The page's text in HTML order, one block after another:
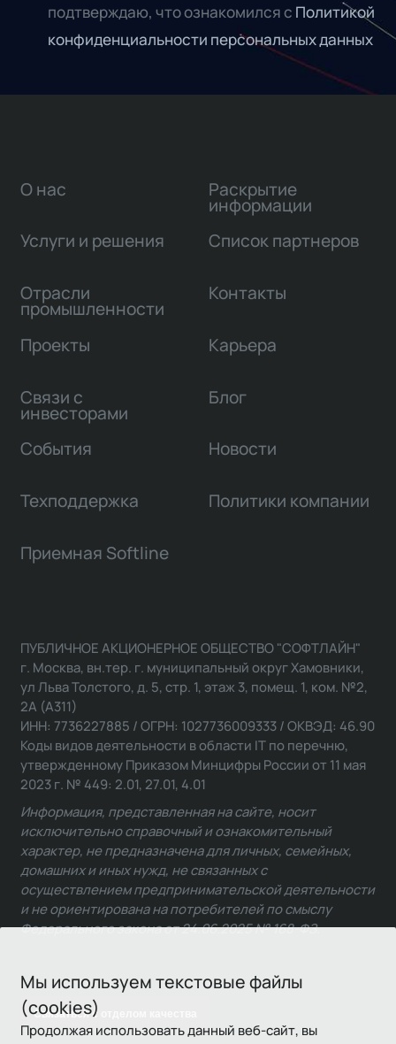
подтверждаю, что ознакомился с Политикой
конфиденциальности персональных данных
Мы используем текстовые файлы
(cookies)
Продолжая использовать данный веб-сайт, вы
О нас
Услуги и решения
Отрасли
промышленности
Проекты
Связи с
инвесторами
Раскрытие
информации
Список партнеров
Контакты
Карьера
Блог
События Новости
Техподдержка Политики компании
Приемная Softline
Связаться с отделом качества
ПУБЛИЧНОЕ АКЦИОНЕРНОЕ ОБЩЕСТВО "СОФТЛАЙН"
г. Москва, вн.тер. г. муниципальный округ Хамовники,
ул Льва Толстого, д. 5, стр. 1, этаж 3, помещ. 1, ком. №2,
2А (А311)
ИНН: 7736227885 / ОГРН: 1027736009333 / ОКВЭД: 46.90
Коды видов деятельности в области IT по перечню,
утвержденному Приказом Минцифры России от 11 мая
2023 г. № 449: 2.01, 27.01, 4.01
Информация, представленная на сайте, носит
исключительно справочный и ознакомительный
характер, не предназначена для личных, семейных,
домашних и иных нужд, не связанных с
осуществлением предпринимательской деятельности
и не ориентирована на потребителей по смыслу
Федерального закона от 24.06.2025 № 168-ФЗ.